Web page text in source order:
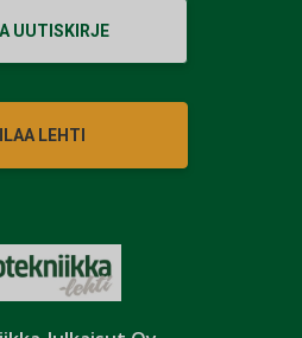
UUTISKIRJE
LEHTI